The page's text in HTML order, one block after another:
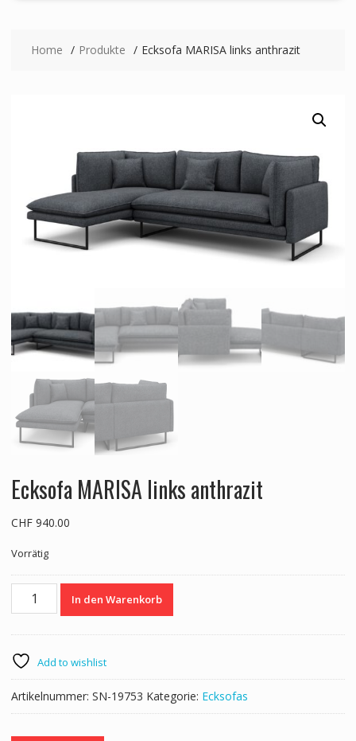
Home Produkte Ecksofa MARISA links anthrazit
Ecksofa MARISA links anthrazit
CHF940.00
Vorrätig
Ecksofa
MARISA
Menge
In den Warenkorb
Add to wishlist
Artikelnummer: SN-19753 Kategorie: Ecksofas